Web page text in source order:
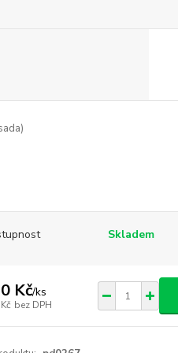
Skladem
Kč/ks
bez DPH